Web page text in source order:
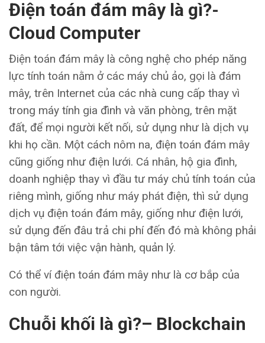
Điện toán đám mây là gì?-
Cloud Computer
Điện toán đám mây là công nghệ cho phép năng
lực tính toán nằm ở các máy chủ ảo, gọi là đám
mây, trên Internet của các nhà cung cấp thay vì
trong máy tính gia đình và văn phòng, trên mặt
đất, để mọi người kết nối, sử dụng như là dịch vụ
khi họ cần. Một cách nôm na, điện toán đám mây
cũng giống như điện lưới. Cá nhân, hộ gia đình,
doanh nghiệp thay vì đầu tư máy chủ tính toán của
riêng mình, giống như máy phát điện, thì sử dụng
dịch vụ điện toán đám mây, giống như điện lưới,
sử dụng đến đâu trả chi phí đến đó mà không phải
bận tâm tới việc vận hành, quản lý.
Có thể ví điện toán đám mây như là cơ bắp của
con người.
Chuỗi khối là gì?– Blockchain